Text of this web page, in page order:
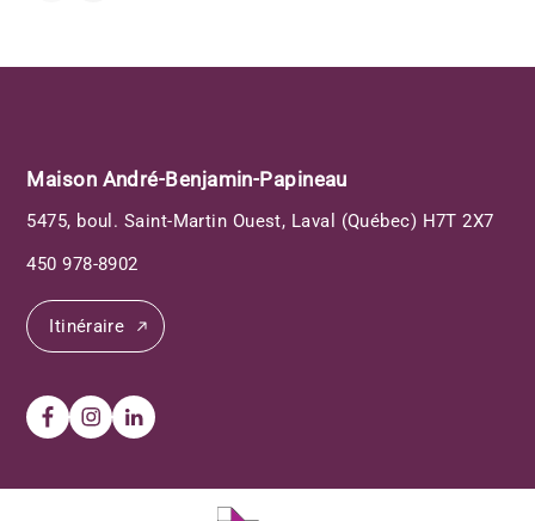
Maison André-Benjamin-Papineau
5475, boul. Saint-Martin Ouest, Laval (Québec) H7T 2X7
450 978-8902
Itinéraire